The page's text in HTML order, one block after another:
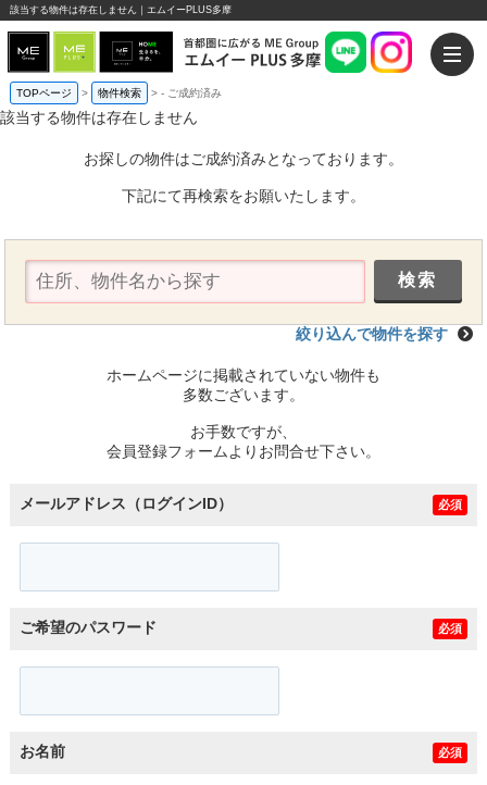
該当する物件は存在しません｜エムイーPLUS多摩
TOPページ > 物件検索 >- ご成約済み
該当する物件は存在しません
お探しの物件はご成約済みとなっております。
下記にて再検索をお願いたします。
絞り込んで物件を探す
ホームページに掲載されていない物件も
多数ございます。
お手数ですが、
会員登録フォームよりお問合せ下さい。
メールアドレス（ログインID） 必須
ご希望のパスワード 必須
お名前 必須